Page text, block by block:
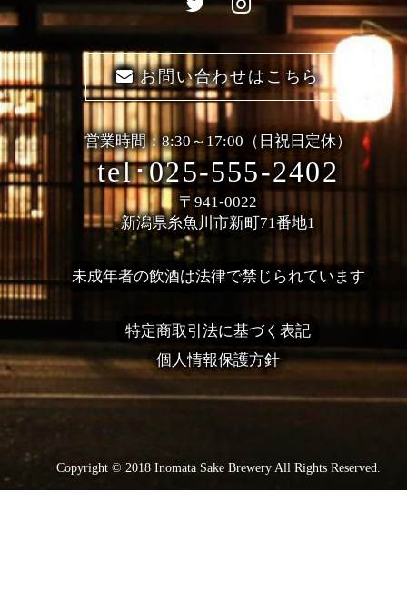
お問い合わせはこちら
営業時間：8:30～17:00（日祝日定休）
tel･025-555-2402
〒941-0022
新潟県糸魚川市新町71番地1
未成年者の飲酒は法律で禁じられています
特定商取引法に基づく表記
個人情報保護方針
Copyright © 2018 Inomata Sake Brewery All Rights Reserved.